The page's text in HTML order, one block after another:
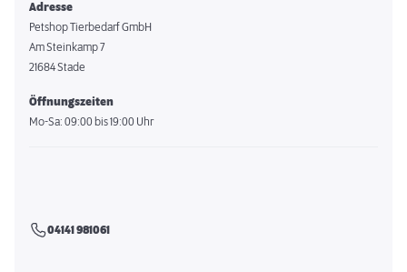
Adresse
Petshop Tierbedarf GmbH
Am Steinkamp 7
21684 Stade
Öffnungszeiten
Mo-Sa: 09:00 bis 19:00 Uhr
04141 981061